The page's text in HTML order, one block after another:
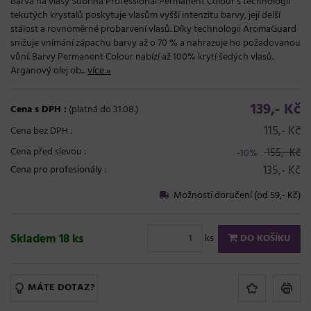
tekutých krystalů poskytuje vlasům vyšší intenzitu barvy, její delší
stálost a rovnoměrné probarvení vlasů. Díky technologii AromaGuard
snižuje vnímání zápachu barvy až o 70 % a nahrazuje ho požadovanou
vůní. Barvy Permanent Colour nabízí až 100% krytí šedých vlasů.
Arganový olej ob...více »
Cena s DPH : (platná do 31.08.) 139,- Kč
Cena bez DPH : 115,- Kč
Cena před slevou : -10% 155,- Kč
Cena pro profesionály: 135,- Kč
Možnosti doručení (od 59,- Kč)
Skladem 18 ks ks DO KOŠÍKU
MÁTE DOTAZ?